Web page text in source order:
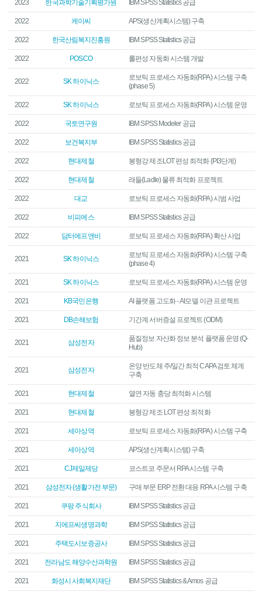
2023 한국과학기술기획평가원 IBM SPSS Statistics 공급
2022 케이씨 APS(생산계획시스템) 구축
2022 한국산림복지진흥원 IBM SPSS Statistics 공급
2022 POSCO 롤편성 자동화 시스템 개발
2022 SK 하이닉스
로보틱 프로세스 자동화(RPA) 시스템 구축
(phase 5)
2022 SK 하이닉스 로보틱 프로세스 자동화(RPA) 시스템 운영
2022 국토연구원 IBM SPSS Modeler 공급
2022 보건복지부 IBM SPSS Statistics 공급
2022 현대제철 봉형강 제조LOT 편성 최적화 (PI3단계)
2022 현대제철 래들(Ladle) 물류 최적화 프로젝트
2022 대교 로보틱 프로세스 자동화(RPA) 시범 사업
2022 비피에스 IBM SPSS Statistics 공급
2022 담터에프앤비 로보틱 프로세스 자동화(RPA) 확산 사업
2021 SK 하이닉스
로보틱 프로세스 자동화(RPA) 시스템 구축
(phase 4)
2021 SK 하이닉스 로보틱 프로세스 자동화(RPA) 시스템 운영
2021 KB국민은행 AI 플랫폼 고도화 - AI모델 이관 프로젝트
2021 DB손해보험 기간계 서버증설 프로젝트 (ODM)
2021 삼성전자
품질정보 자산화 정보 분석 플랫폼 운영 (Q-
Hub)
2021 삼성전자
온양 반도체 주/일간 최적 CAPA 검토 체계
구축
2021 현대제철 열연 자동 충당 최적화 시스템
2021 현대제철 봉형강 제조 LOT 편성 최적화
2021 세아상역 로보틱 프로세스 자동화(RPA) 시스템 구축
2021 세아상역 APS(생산계획시스템) 구축
2021 CJ제일제당 코스트코 주문서 RPA 시스템 구축
2021 삼성전자 (생활가전 부문) 구매 부문 ERP 전환 대응 RPA 시스템 구축
2021 쿠팡 주식회사 IBM SPSS Statistics 공급
2021 지에프씨생명과학 IBM SPSS Statistics 공급
2021 주택도시보증공사 IBM SPSS Statistics 공급
2021 전라남도 해양수산과학원 IBM SPSS Statistics 공급
2021 화성시 사회복지재단 IBM SPSS Statistics & Amos 공급